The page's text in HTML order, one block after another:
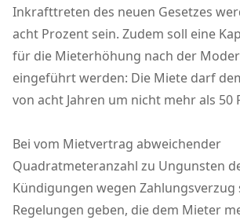
Inkrafttreten des neuen Gesetzes
acht Prozent sein. Zudem soll eine
für die Mieterhöhung nach der
eingeführt werden: Die Miete darf
von acht Jahren um nicht mehr als 50
Bei vom Mietvertrag abweichender
Quadratmeteranzahl zu Ungunsten
Kündigungen wegen Zahlungsverzug
Regelungen geben, die dem Mieter